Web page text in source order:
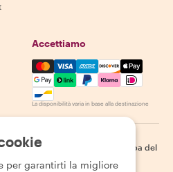
Accettiamo
Mastercard, Visa, Amex,
La disponibilità varia in base alla destinazione
sulla privacy
Mappa del
per garantirti la migliore